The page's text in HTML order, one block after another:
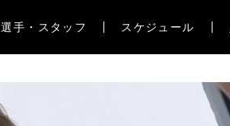
選手・スタッフ スケジュール